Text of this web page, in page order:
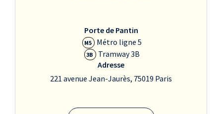
Porte de Pantin
M5 Métro ligne 5
3B
Tramway 3B
Adresse
221 avenue Jean-Jaurès, 75019 Paris